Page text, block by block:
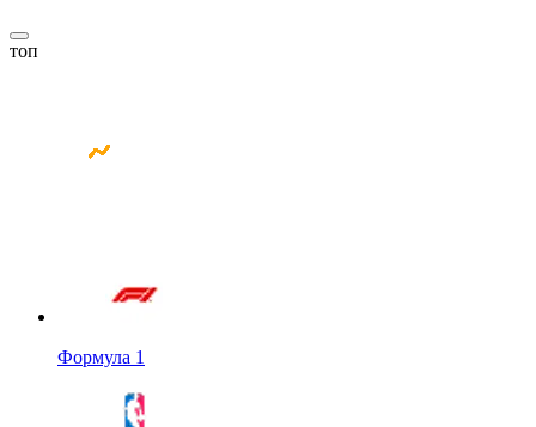
топ
Формула 1